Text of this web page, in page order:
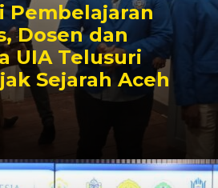
Pembelajaran
Dosen dan
UIA Telusuri
Sejarah Aceh